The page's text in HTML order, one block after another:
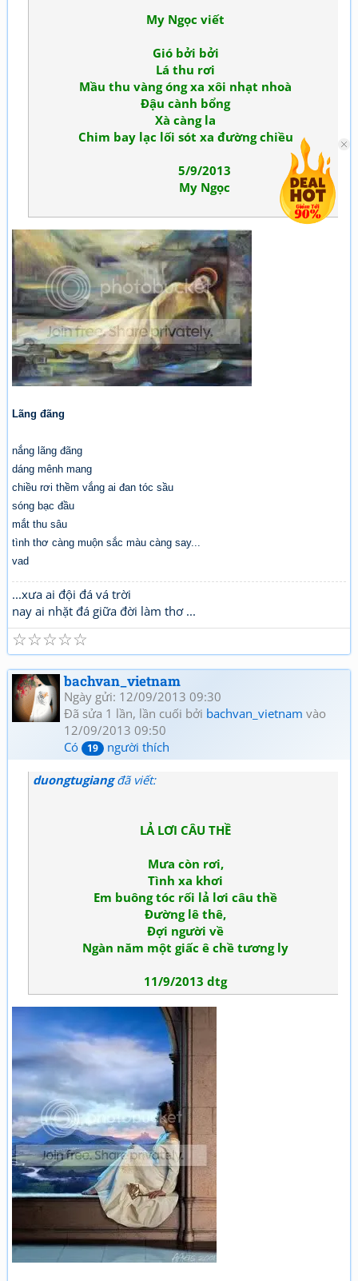
My Ngọc viết
Gió bởi bởi
Lá thu rơi
Mầu thu vàng óng xa xôi nhạt nhoà
Đậu cành bổng
Xà càng la
Chim bay lạc lối sót xa đường chiều
5/9/2013
My Ngọc
Lãng đãng
nắng lãng đãng
dáng mênh mang
chiều rơi thềm vắng ai đan tóc sầu
sóng bạc đầu
mắt thu sâu
tình thơ càng muộn sắc màu càng say...
vad
...xưa ai đội đá vá trời
nay ai nhặt đá giữa đời làm thơ ...
☆
☆
☆
☆
☆
bachvan_vietnam
Ngày gửi: 12/09/2013 09:30
Đã sửa 1 lần, lần cuối bởi bachvan_vietnam vào
12/09/2013 09:50
Có
19 người thích
duongtugiangđã viết:
LẢ LƠI CÂU THỀ
Mưa còn rơi,
Tình xa khơi
Em buông tóc rối lả lơi câu thề
Đường lê thê,
Đợi người về
Ngàn năm một giấc ê chề tương ly
11/9/2013 dtg